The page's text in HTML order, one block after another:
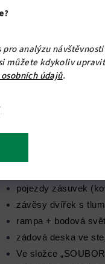
analýzu návštěvnosti
můžete kdykoliv
údajů.
Výška spodních
skříněk je 720 mm.
Za příplatek lze dodat:
pojezdy zásuvek
závěsy dvířek s
rampa + bodová
zádová deska ve
Ve složce